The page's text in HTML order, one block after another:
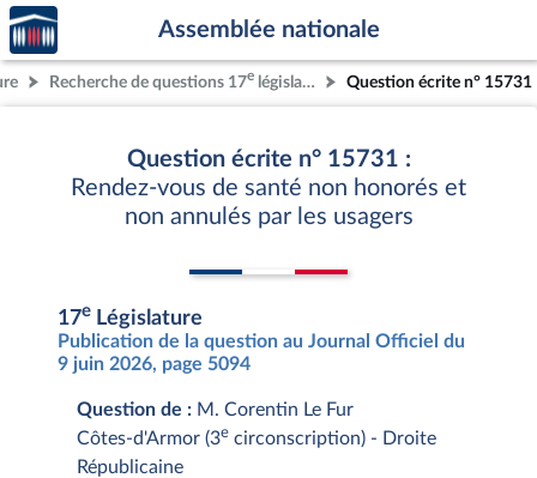
Aller au contenu
Aller en bas de la page
Accèder
à la
page
d'accueil
Assemblée nationale
Recherche de questions 17e législature Question écrite n° 15731
Question écrite n° 15731 :
Rendez-vous de santé non honorés et
non annulés par les usagers
17e Législature
Publication de la question au Journal Officiel du
9 juin 2026, page 5094
Question de : M. Corentin Le Fur
Côtes-d'Armor (3e circonscription) - Droite
Républicaine